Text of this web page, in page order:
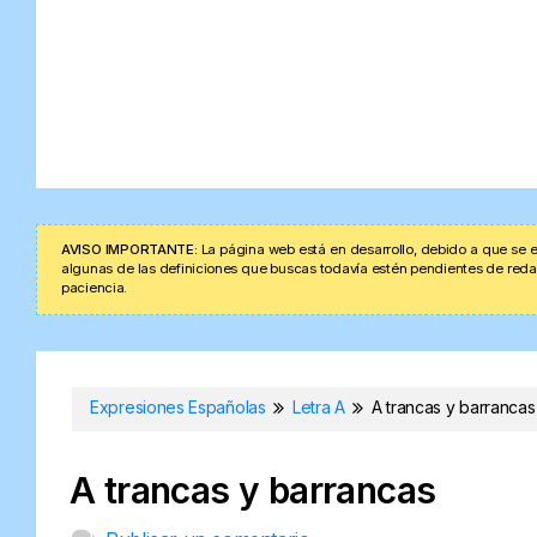
AVISO IMPORTANTE: La página web está en desarrollo, debido a que
algunas de las definiciones que buscas todavía estén pendientes de
paciencia.
Expresiones Españolas Letra A A trancas y barrancas
A trancas y barrancas